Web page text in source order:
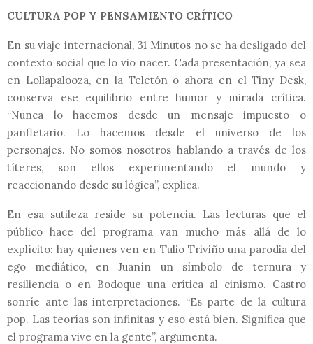
CULTURA POP Y PENSAMIENTO CRÍTICO
En su viaje internacional, 31 Minutos no se ha desligado del
contexto social que lo vio nacer. Cada presentación, ya sea
en Lollapalooza, en la Teletón o ahora en el Tiny Desk,
conserva ese equilibrio entre humor y mirada crítica.
“Nunca lo hacemos desde un mensaje impuesto o
panfletario. Lo hacemos desde el universo de los
personajes. No somos nosotros hablando a través de los
títeres, son ellos experimentando el mundo y
reaccionando desde su lógica”, explica.
En esa sutileza reside su potencia. Las lecturas que el
público hace del programa van mucho más allá de lo
explícito: hay quienes ven en Tulio Triviño una parodia del
ego mediático, en Juanín un símbolo de ternura y
resiliencia o en Bodoque una crítica al cinismo. Castro
sonríe ante las interpretaciones. “Es parte de la cultura
pop. Las teorías son infinitas y eso está bien. Significa que
el programa vive en la gente”, argumenta.